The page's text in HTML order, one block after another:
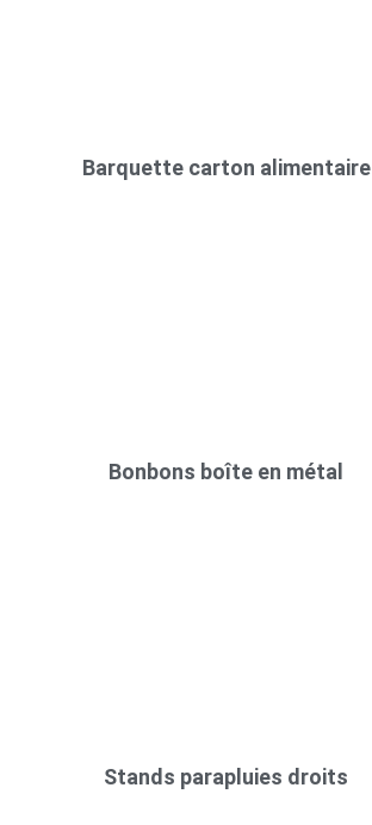
Barquette carton alimentaire
Bonbons boîte en métal
Stands parapluies droits